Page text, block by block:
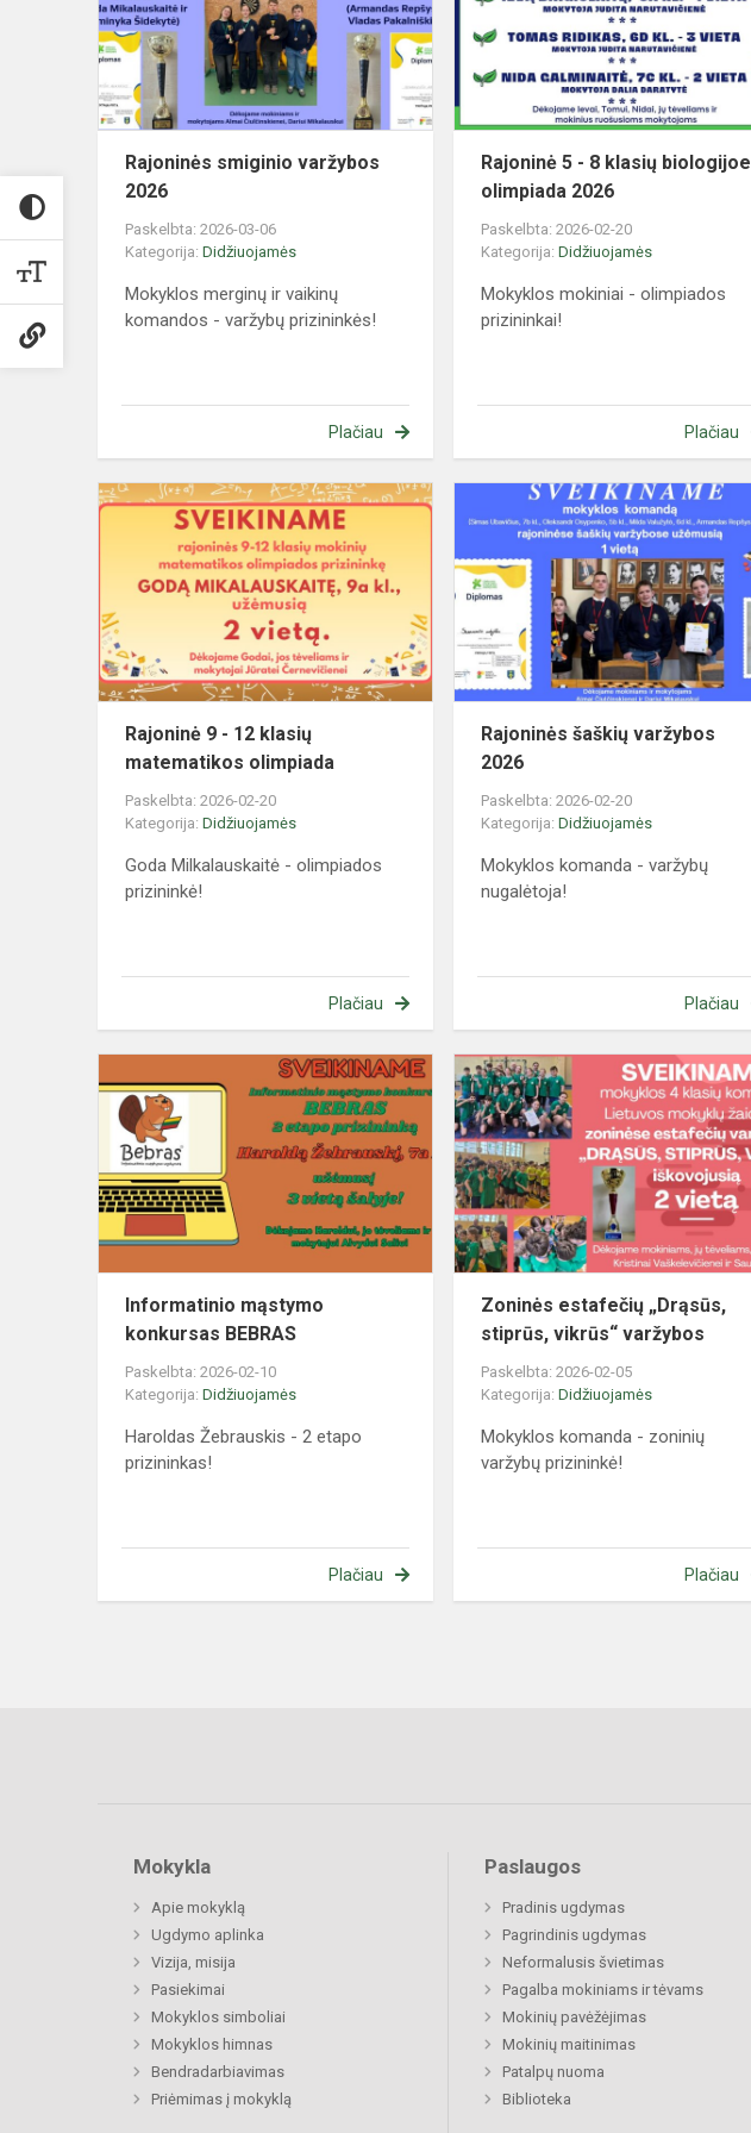
2026
Rajoninės smiginio varžybos
2026
Paskelbta: 2026-03-06
Kategorija: Didžiuojamės
Mokyklos merginų ir vaikinų
komandos - varžybų prizininkės!
Plačiau
Rajoninė 5 - 8 klasių biologijoe
olimpiada 2026
Paskelbta: 2026-02-20
Kategorija:Didžiuojamės
Mokyklos mokiniai - olimpiados
prizininkai!
Plačiau
Rajoninė
klasių
matematikos
olimpiada
Rajoninė 9 - 12 klasių
matematikos olimpiada
Paskelbta: 2026-02-20
Kategorija: Didžiuojamės
Goda Milkalauskaitė - olimpiados
prizininkė!
Plačiau
Rajoninės šaškių varžybos
2026
Paskelbta: 2026-02-20
Kategorija:Didžiuojamės
Mokyklos komanda - varžybų
nugalėtoja!
Plačiau
Informatinio
mąstymo
konkursas
BEBRAS
Informatinio mąstymo
konkursas BEBRAS
Paskelbta: 2026-02-10
Kategorija: Didžiuojamės
Haroldas Žebrauskis - 2 etapo
prizininkas!
Plačiau
Zoninės estafečių „Drąsūs,
stiprūs, vikrūs“ varžybos
Paskelbta: 2026-02-05
Kategorija:Didžiuojamės
Mokyklos komanda - zoninių
varžybų prizininkė!
Plačiau
Mokykla
Apie mokyklą
Ugdymo aplinka
Vizija, misija
Pasiekimai
Mokyklos simboliai
Mokyklos himnas
Bendradarbiavimas
Priėmimas į mokyklą
Paslaugos
Pradinis ugdymas
Pagrindinis ugdymas
Neformalusis švietimas
Pagalba mokiniams ir tėvams
Mokinių pavėžėjimas
Mokinių maitinimas
Patalpų nuoma
Biblioteka